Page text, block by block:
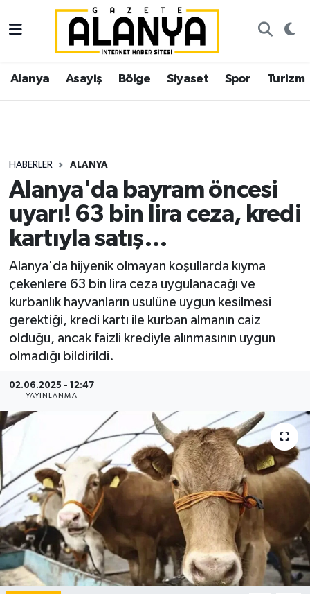
Alanya Asayiş Bölge Siyaset Spor Turizm
HABERLER ALANYA
Alanya'da bayram öncesi
uyarı! 63 bin lira ceza, kredi
kartıyla satış…
Alanya'da hijyenik olmayan koşullarda kıyma
çekenlere 63 bin lira ceza uygulanacağı ve
kurbanlık hayvanların usulüne uygun kesilmesi
gerektiği, kredi kartı ile kurban almanın caiz
olduğu, ancak faizli krediyle alınmasının uygun
olmadığı bildirildi.
02.06.2025 - 12:47
YAYINLANMA
Alanya
Asayiş
Siyaset
Spor
Turizm
Ekonomi
Gazipaşa
İstanbul Nöbetçi Eczaneler
İstanbul Hava Durumu
Süper Lig Puan Durumu ve Fikstür
Tüm Manşetler
Son Dakika Haberleri
Haber Arşivi